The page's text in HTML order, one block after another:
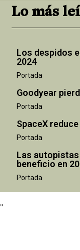
Lo más
Los despidos
2024
Portada
Goodyear
Portada
SpaceX
Portada
Las autopistas
beneficio en
Portada
"